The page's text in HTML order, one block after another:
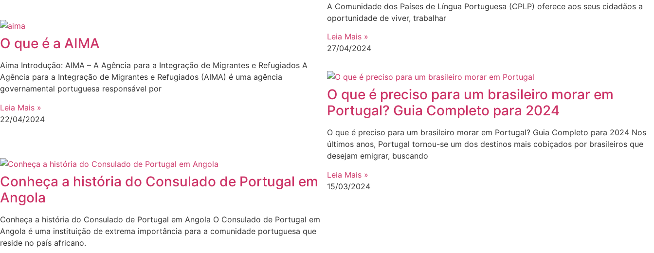
A Comunidade dos Países de Língua Portuguesa (CPLP) oferece aos seus cidadãos a
oportunidade de viver, trabalhar
Leia Mais »
27/04/2024
O que é a AIMA
Aima Introdução: AIMA – A Agência para a Integração de Migrantes e Refugiados A
Agência para a Integração de Migrantes e Refugiados (AIMA) é uma agência
governamental portuguesa responsável por
Leia Mais »
22/04/2024
O que é preciso para um brasileiro morar em
Portugal? Guia Completo para 2024
O que é preciso para um brasileiro morar em Portugal? Guia Completo para 2024 Nos
últimos anos, Portugal tornou-se um dos destinos mais cobiçados por brasileiros que
desejam emigrar, buscando
Leia Mais »
15/03/2024
Conheça a história do Consulado de Portugal em
Angola
Conheça a história do Consulado de Portugal em Angola O Consulado de Portugal em
Angola é uma instituição de extrema importância para a comunidade portuguesa que
reside no país africano.